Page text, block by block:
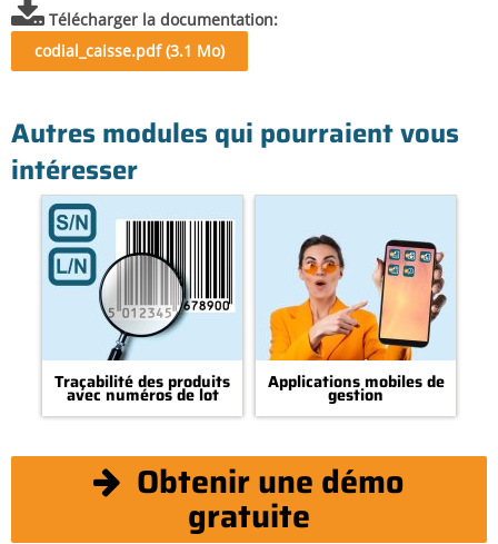
Télécharger la documentation
codial_caisse.pdf (3.1 Mo)
Autres modules qui pourraient vous
intéresser
Traçabilité des produits
avec numéros de lot
Applications mobiles de
gestion
Obtenir une démo
gratuite